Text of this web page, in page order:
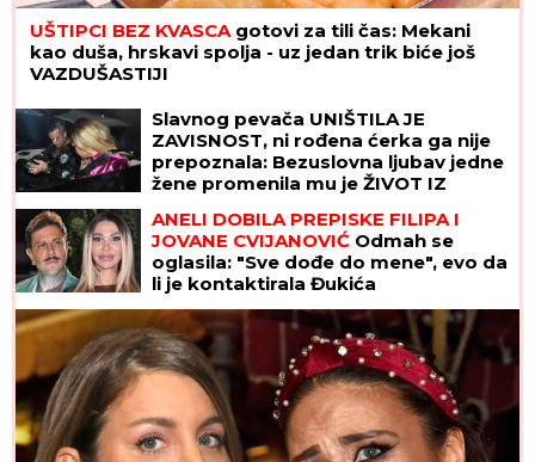
UŠTIPCI BEZ KVASCA gotovi za tili čas: Mekani
kao duša, hrskavi spolja - uz jedan trik biće još
VAZDUŠASTIJI
Slavnog pevača UNIŠTILA JE
ZAVISNOST, ni rođena ćerka ga nije
prepoznala: Bezuslovna ljubav jedne
žene promenila mu je ŽIVOT IZ
ANELI DOBILA PREPISKE FILIPA I
JOVANE CVIJANOVIĆ Odmah se
oglasila: "Sve dođe do mene", evo da
li je kontaktirala Đukića